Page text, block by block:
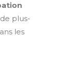
plus-
les